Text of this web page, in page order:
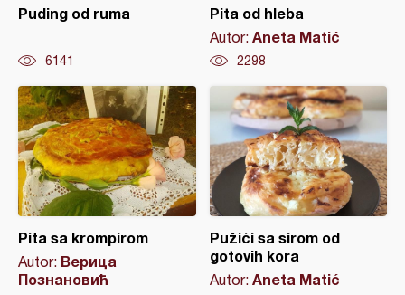
Puding od ruma
6141
Pita od hleba
Autor: Aneta Matić
2298
Pita sa krompirom
Autor: Верица
Познановић
Pužići sa sirom od
gotovih kora
Autor: Aneta Matić